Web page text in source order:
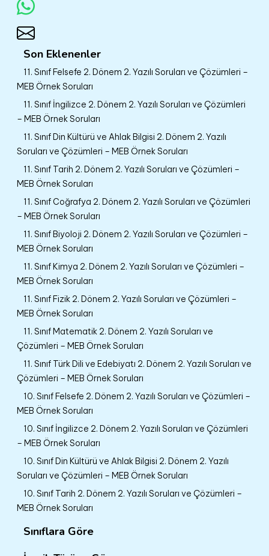
Son Eklenenler
11. Sınıf Felsefe 2. Dönem 2. Yazılı Soruları ve Çözümleri –
MEB Örnek Soruları
11. Sınıf İngilizce 2. Dönem 2. Yazılı Soruları ve Çözümleri
– MEB Örnek Soruları
11. Sınıf Din Kültürü ve Ahlak Bilgisi 2. Dönem 2. Yazılı
Soruları ve Çözümleri – MEB Örnek Soruları
11. Sınıf Tarih 2. Dönem 2. Yazılı Soruları ve Çözümleri –
MEB Örnek Soruları
11. Sınıf Coğrafya 2. Dönem 2. Yazılı Soruları ve Çözümleri
– MEB Örnek Soruları
11. Sınıf Biyoloji 2. Dönem 2. Yazılı Soruları ve Çözümleri –
MEB Örnek Soruları
11. Sınıf Kimya 2. Dönem 2. Yazılı Soruları ve Çözümleri –
MEB Örnek Soruları
11. Sınıf Fizik 2. Dönem 2. Yazılı Soruları ve Çözümleri –
MEB Örnek Soruları
11. Sınıf Matematik 2. Dönem 2. Yazılı Soruları ve
Çözümleri – MEB Örnek Soruları
11. Sınıf Türk Dili ve Edebiyatı 2. Dönem 2. Yazılı Soruları ve
Çözümleri – MEB Örnek Soruları
10. Sınıf Felsefe 2. Dönem 2. Yazılı Soruları ve Çözümleri –
MEB Örnek Soruları
10. Sınıf İngilizce 2. Dönem 2. Yazılı Soruları ve Çözümleri
– MEB Örnek Soruları
10. Sınıf Din Kültürü ve Ahlak Bilgisi 2. Dönem 2. Yazılı
Soruları ve Çözümleri – MEB Örnek Soruları
10. Sınıf Tarih 2. Dönem 2. Yazılı Soruları ve Çözümleri –
MEB Örnek Soruları
Sınıflara Göre